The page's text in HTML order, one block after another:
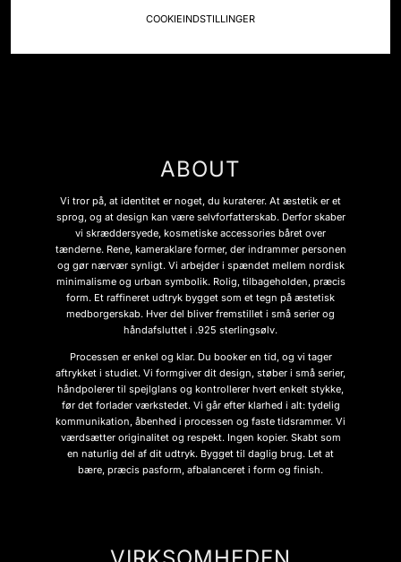
ABOUT
Vi tror på, at identitet er noget, du kuraterer. At æstetik er et
sprog, og at design kan være selvforfatterskab. Derfor skaber
vi skræddersyede, kosmetiske accessories båret over
tænderne. Rene, kameraklare former, der indrammer personen
og gør nærvær synligt. Vi arbejder i spændet mellem nordisk
minimalisme og urban symbolik. Rolig, tilbageholden, præcis
form. Et raffineret udtryk bygget som et tegn på æstetisk
medborgerskab. Hver del bliver fremstillet i små serier og
håndafsluttet i .925 sterlingsølv.
Processen er enkel og klar. Du booker en tid, og vi tager
aftrykket i studiet. Vi formgiver dit design, støber i små serier,
håndpolerer til spejlglans og kontrollerer hvert enkelt stykke,
før det forlader værkstedet. Vi går efter klarhed i alt: tydelig
kommunikation, åbenhed i processen og faste tidsrammer. Vi
værdsætter originalitet og respekt. Ingen kopier. Skabt som
en naturlig del af dit udtryk. Bygget til daglig brug. Let at
bære, præcis pasform, afbalanceret i form og finish.
COOKIEINDSTILLINGER